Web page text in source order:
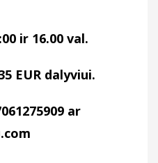
ir 16.00 val.
EUR dalyviui.
ar